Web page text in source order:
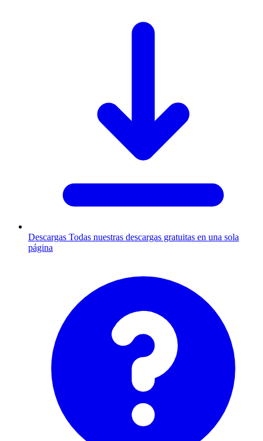
Descargas Todas nuestras descargas gratuitas en una sola
página